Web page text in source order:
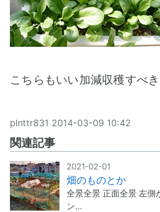
こちらもいい加減収穫すべ
plnttr831 2014-03-09 10:42
関連記事
2021-02-01
畑のものとか
全景全景 正面全景 左側
ン…